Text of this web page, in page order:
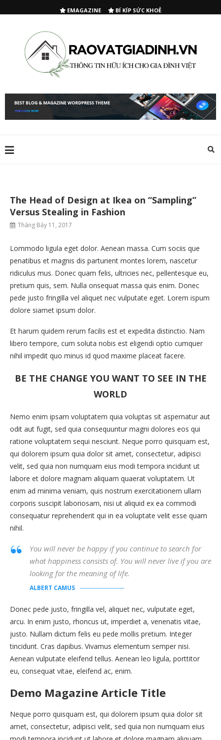
EMAGAZINE BÍ KÍP SỨC KHOẺ
The Head of Design at Ikea on “Sampling”
Versus Stealing in Fashion
Tháng Bảy 11, 2017
Lommodo ligula eget dolor. Aenean massa. Cum sociis que
penatibus et magnis dis parturient montes lorem, nascetur
ridiculus mus. Donec quam felis, ultricies nec, pellentesque eu,
pretium quis, sem. Nulla onsequat massa quis enim. Donec
pede justo fringilla vel aliquet nec vulputate eget. Lorem ispum
dolore siamet ipsum dolor.
Et harum quidem rerum facilis est et expedita distinctio. Nam
libero tempore, cum soluta nobis est eligendi optio cumquer
nihil impedit quo minus id quod maxime placeat facere.
BE THE CHANGE YOU WANT TO SEE IN THE
WORLD
Nemo enim ipsam voluptatem quia voluptas sit aspernatur aut
odit aut fugit, sed quia consequuntur magni dolores eos qui
ratione voluptatem sequi nesciunt. Neque porro quisquam est,
qui dolorem ipsum quia dolor sit amet, consectetur, adipisci
velit, sed quia non numquam eius modi tempora incidunt ut
labore et dolore magnam aliquam quaerat voluptatem. Ut
enim ad minima veniam, quis nostrum exercitationem ullam
corporis suscipit laboriosam, nisi ut aliquid ex ea commodi
consequatur reprehenderit qui in ea voluptate velit esse quam
nihil.
You will never be happy if you continue to search for
what happiness consists of. You will never live if you are
looking for the meaning of life.
ALBERT CAMUS
Donec pede justo, fringilla vel, aliquet nec, vulputate eget,
arcu. In enim justo, rhoncus ut, imperdiet a, venenatis vitae,
justo. Nullam dictum felis eu pede mollis pretium. Integer
tincidunt. Cras dapibus. Vivamus elementum semper nisi.
Aenean vulputate eleifend tellus. Aenean leo ligula, porttitor
eu, consequat vitae, eleifend ac, enim.
Demo Magazine Article Title
Neque porro quisquam est, qui dolorem ipsum quia dolor sit
amet, consectetur, adipisci velit, sed quia non numquam eius